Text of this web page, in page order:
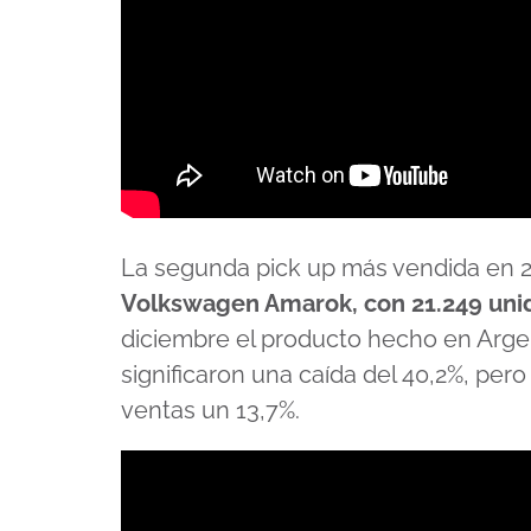
La segunda pick up más vendida en
Volkswagen Amarok, con 21.249
diciembre el producto hecho en
significaron una caída del 40,2%,
ventas un 13,7%.